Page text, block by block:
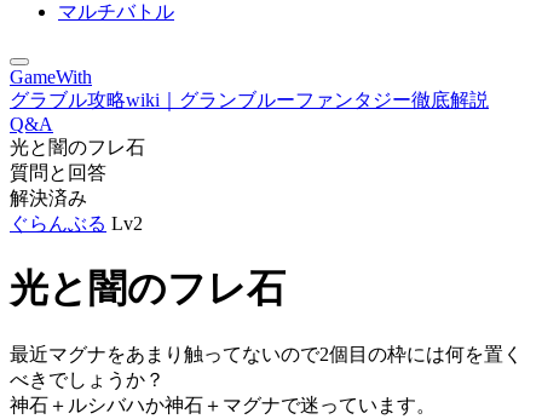
マルチバトル
GameWith
グラブル攻略wiki｜グランブルーファンタジー徹底解説
Q&A
光と闇のフレ石
質問と回答
解決済み
ぐらんぶる Lv2
光と闇のフレ石
最近マグナをあまり触ってないので2個目の枠には何を置く
べきでしょうか？
神石＋ルシバハか神石＋マグナで迷っています。